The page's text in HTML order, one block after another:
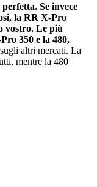
Se invece
la RR X-Pro
vostro. Le più
350 e la 480,
altri mercati. La
mentre la 480